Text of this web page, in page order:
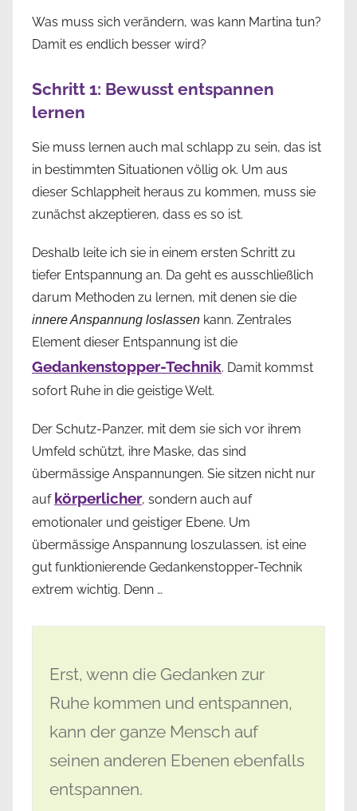
Was muss sich verändern, was kann Martina tun?
Damit es endlich besser wird?
Schritt 1: Bewusst entspannen
lernen
Sie muss lernen auch mal schlapp zu sein, das ist
in bestimmten Situationen völlig ok. Um aus
dieser Schlappheit heraus zu kommen, muss sie
zunächst akzeptieren, dass es so ist.
Deshalb leite ich sie in einem ersten Schritt zu
tiefer Entspannung an. Da geht es ausschließlich
darum Methoden zu lernen, mit denen sie die
innere Anspannung loslassen kann. Zentrales
Element dieser Entspannung ist die
Gedankenstopper-Technik. Damit kommst
sofort Ruhe in die geistige Welt.
Der Schutz-Panzer, mit dem sie sich vor ihrem
Umfeld schützt, ihre Maske, das sind
übermässige Anspannungen. Sie sitzen nicht nur
auf körperlicher, sondern auch auf
emotionaler und geistiger Ebene. Um
übermässige Anspannung loszulassen, ist eine
gut funktionierende Gedankenstopper-Technik
extrem wichtig. Denn …
Erst, wenn die Gedanken zur
Ruhe kommen und entspannen,
kann der ganze Mensch auf
seinen anderen Ebenen ebenfalls
entspannen.